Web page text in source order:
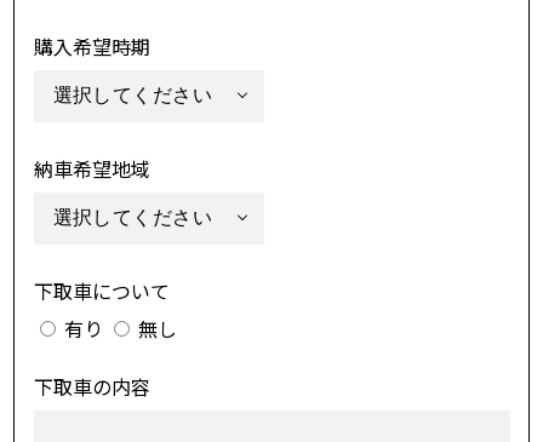
購入希望時期
納車希望地域
下取車について
有り
無し
下取車の内容